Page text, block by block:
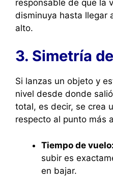
responsable de que la
disminuya hasta llegar
alto.
3. Simetría
Si lanzas un objeto y
nivel desde donde
total, es decir, se crea
respecto al punto más
Tiempo de vuelo:
subir es
en bajar.